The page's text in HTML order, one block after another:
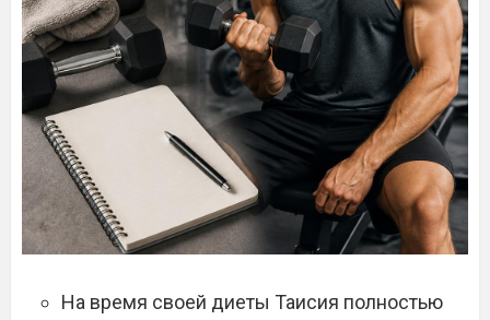
На время своей диеты Таисия полностью